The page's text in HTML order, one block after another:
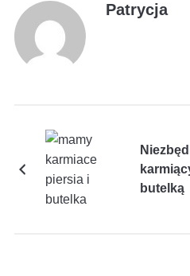
Patrycja
butelką